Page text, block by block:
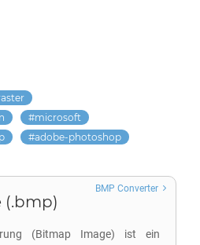
microsoft
adobe-photoshop
(.bmp)
(Bitmap Image) ist ein
BMP Converter